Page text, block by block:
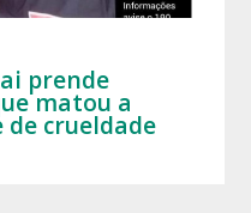
prende
matou a
crueldade